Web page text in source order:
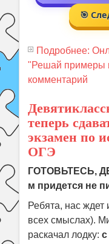
🎯
Подробнее:
"Решай примеры
комментарий
теперь
экзамен по
ОГЭ
ГОТОВЬТЕСЬ,
м придется не
Ребята, нас ждет
всех смыслах).
раскачал лодку: